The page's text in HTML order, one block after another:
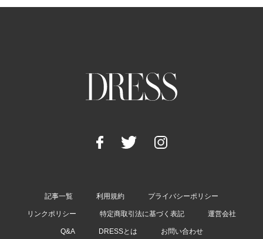
記事一覧 利用規約 プライバシーポリシー
リンクポリシー 特定商取引法に基づく表記 運営会社
Q&A DRESSとは お問い合わせ